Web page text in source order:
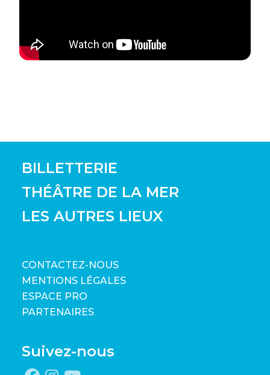
BILLETTERIE
THÉÂTRE DE LA MER
LES AUTRES LIEUX
CONTACTEZ-NOUS
MENTIONS LÉGALES
ESPACE PRO
PARTENAIRES
Suivez-nous